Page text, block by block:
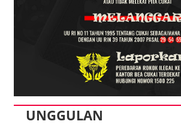
UNGGULAN